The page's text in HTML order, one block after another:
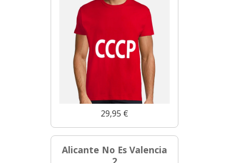
29,95 €
Alicante No Es Valencia